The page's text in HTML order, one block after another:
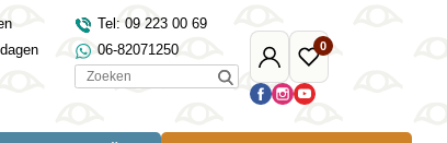
Mijn
Djoser
0
Favoriete
reizen
Tel: 09 223 00 69
06-82071250
Zoeken